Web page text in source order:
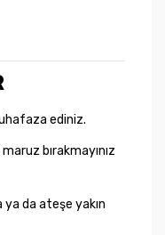
ediniz.
bırakmayınız
ya da ateşe yakın